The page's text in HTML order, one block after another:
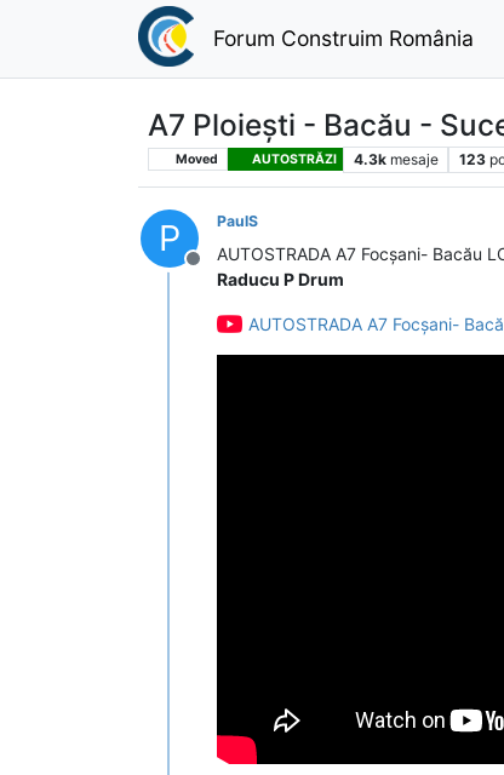
Forum Construim România
A7 Ploiești - Bacău -
Moved AUTOSTRĂZI 4.3k mesaje 123
P
Deconectat
PaulS
AUTOSTRADA A7 Focșani- Bacău
Raducu P Drum
AUTOSTRADA A7 Focșani-